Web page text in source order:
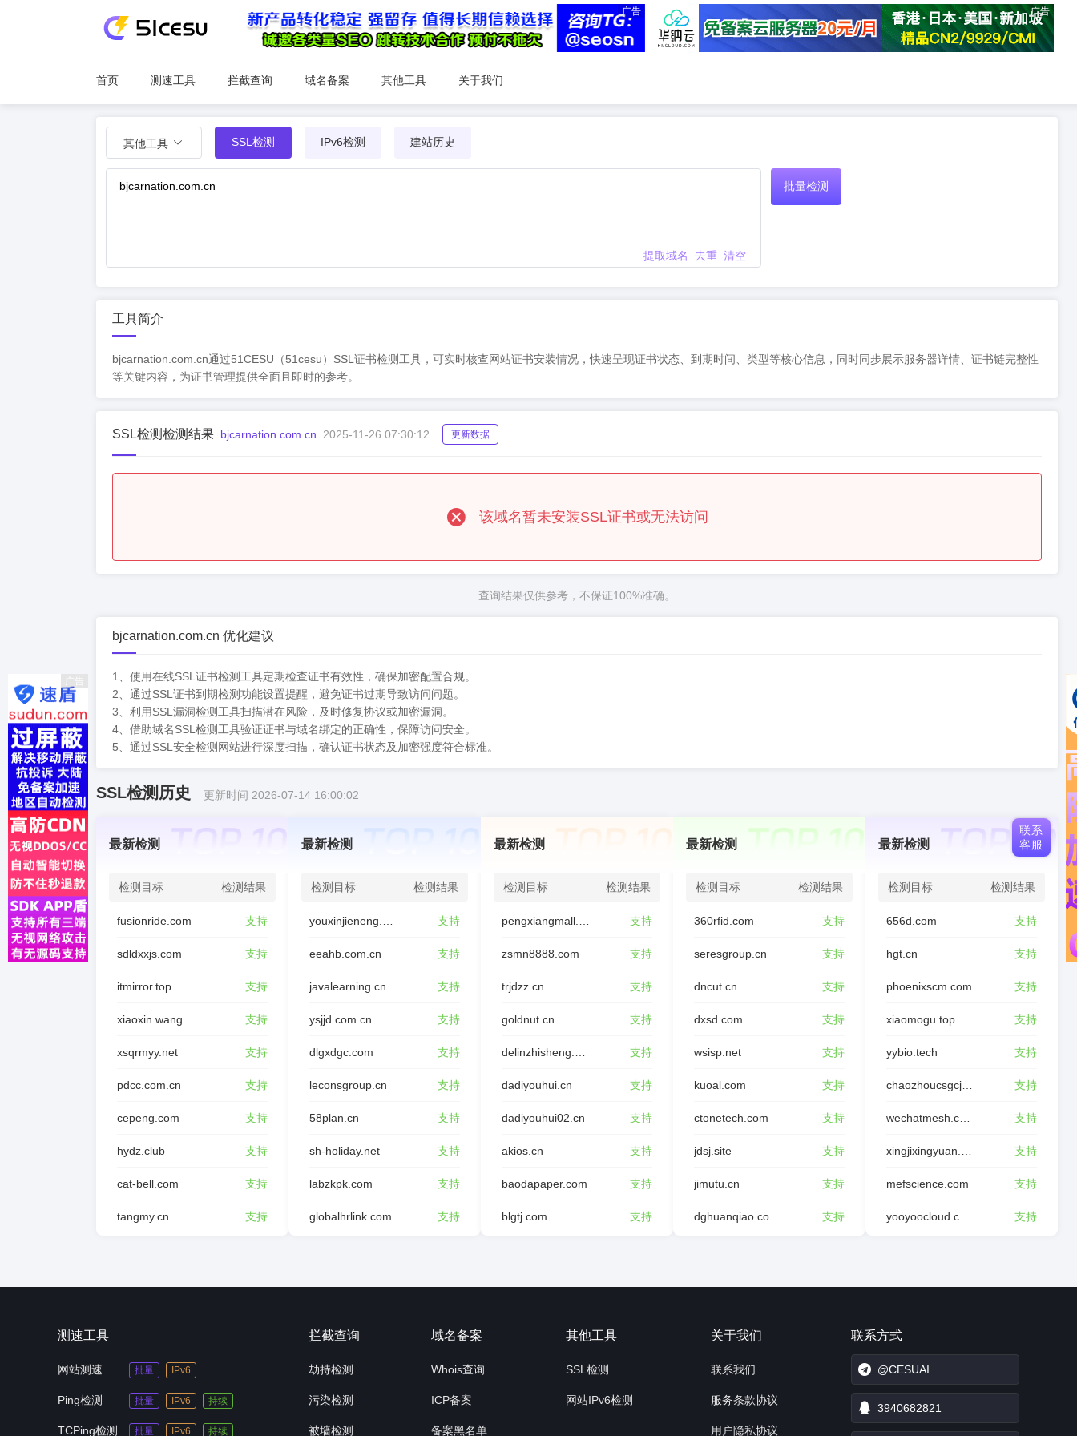
广告 广告
首页 测速工具 拦截查询 域名备案 其他工具 关于我们
其他工具 SSL检测 IPv6检测 建站历史
提取域名 去重 清空
批量检测
工具简介
bjcarnation.com.cn通过51CESU（51cesu）SSL证书检测工具，可实时核查网站证书安装情况，快速呈现证书状态、到期时间、类型等核心信息，同时同步展示服务器详情、证书链完整性
等关键内容，为证书管理提供全面且即时的参考。
SSL检测检测结果 bjcarnation.com.cn 2025-11-26 07:30:12 更新数据
该域名暂未安装SSL证书或无法访问
查询结果仅供参考，不保证100%准确。
bjcarnation.com.cn 优化建议
1、使用在线SSL证书检测工具定期检查证书有效性，确保加密配置合规。
2、通过SSL证书到期检测功能设置提醒，避免证书过期导致访问问题。
3、利用SSL漏洞检测工具扫描潜在风险，及时修复协议或加密漏洞。
4、借助域名SSL检测工具验证证书与域名绑定的正确性，保障访问安全。
5、通过SSL安全检测网站进行深度扫描，确认证书状态及加密强度符合标准。
SSL检测历史 更新时间 2026-07-14 16:00:02
最新检测
检测目标 检测结果
fusionride.com 支持
sdldxxjs.com 支持
itmirror.top 支持
xiaoxin.wang 支持
xsqrmyy.net 支持
pdcc.com.cn 支持
cepeng.com 支持
hydz.club 支持
cat-bell.com 支持
tangmy.cn 支持
最新检测
检测目标 检测结果
支持
eeahb.com.cn 支持
javalearning.cn 支持
ysjjd.com.cn 支持
dlgxdgc.com 支持
leconsgroup.cn 支持
58plan.cn 支持
sh-holiday.net 支持
labzkpk.com 支持
globalhrlink.com 支持
最新检测
检测目标 检测结果
支持
zsmn8888.com 支持
trjdzz.cn 支持
goldnut.cn 支持
支持
dadiyouhui.cn 支持
dadiyouhui02.cn 支持
akios.cn 支持
baodapaper.com 支持
blgtj.com 支持
最新检测
检测目标 检测结果
360rfid.com 支持
seresgroup.cn 支持
dncut.cn 支持
dxsd.com 支持
wsisp.net 支持
kuoal.com 支持
ctonetech.com 支持
jdsj.site 支持
jimutu.cn 支持
支持
最新检测
检测目标 检测结果
656d.com 支持
hgt.cn 支持
phoenixscm.com 支持
xiaomogu.top 支持
yybio.tech 支持
支持
支持
支持
mefscience.com 支持
支持
广告
测速工具
网站测速 批量 IPv6
Ping检测 批量 IPv6 持续
TCPing检测 批量 IPv6 持续
拦截查询
劫持检测
污染检测
被墙检测
域名备案
Whois查询
ICP备案
备案黑名单
其他工具
SSL检测
网站IPv6检测
关于我们
联系我们
服务条款协议
用户隐私协议
联系方式
@CESUAI
3940682821
联系
客服